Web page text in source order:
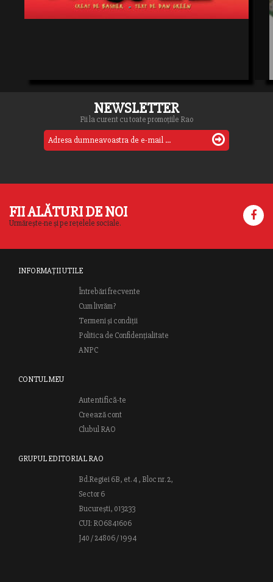
NEWSLETTER
Fii la curent cu toate promoțiile Rao
FII ALĂTURI DE NOI
Urmărește-ne și pe rețelele sociale.
INFORMAȚII UTILE
Întrebări frecvente
Cum livrăm?
Termeni și condiții
Politica de Confidențialitate
ANPC
CONTUL MEU
Autentifică-te
Creează cont
Clubul RAO
GRUPUL EDITORIAL RAO
Bd.Regiei 6B, et. 4 , Bloc nr. 2,
Sector 6
București, 013233
CUI: RO6841606
J40 / 24806 / 1994